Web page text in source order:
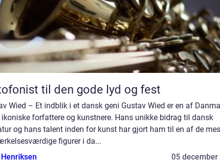
til den gode lyd og fest
Wied – Et indblik i et dansk geni Gustav Wied er en af
forfattere og kunstnere. Hans unikke bidrag til dansk
og hans talent inden for kunst har gjort ham til en af de
figurer i da...
05 december